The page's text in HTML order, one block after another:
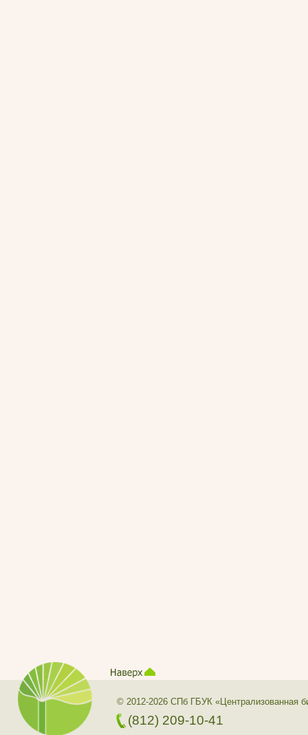
© 2012-2026 СПб ГБУК «Централизованная
(812) 209-10-41